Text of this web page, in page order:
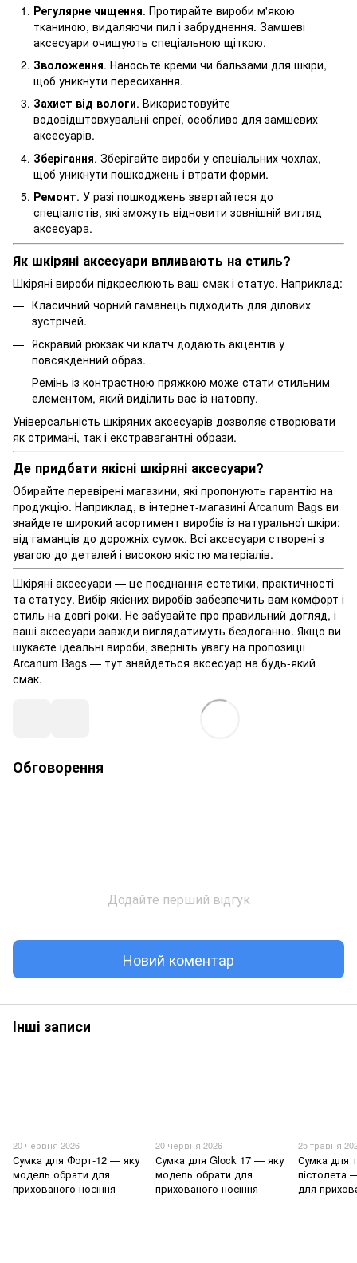
Регулярне чищення. Протирайте вироби м'якою
тканиною, видаляючи пил і забруднення. Замшеві
аксесуари очищують спеціальною щіткою.
Зволоження. Наносьте креми чи бальзами для шкіри,
щоб уникнути пересихання.
Захист від вологи. Використовуйте
водовідштовхувальні спреї, особливо для замшевих
аксесуарів.
Зберігання. Зберігайте вироби у спеціальних чохлах,
щоб уникнути пошкоджень і втрати форми.
Ремонт. У разі пошкоджень звертайтеся до
спеціалістів, які зможуть відновити зовнішній вигляд
аксесуара.
Як шкіряні аксесуари впливають на стиль?
Шкіряні вироби підкреслюють ваш смак і статус. Наприклад:
Класичний чорний гаманець підходить для ділових
зустрічей.
Яскравий рюкзак чи клатч додають акцентів у
повсякденний образ.
Ремінь із контрастною пряжкою може стати стильним
елементом, який виділить вас із натовпу.
Універсальність шкіряних аксесуарів дозволяє створювати
як стримані, так і екстравагантні образи.
Де придбати якісні шкіряні аксесуари?
Обирайте перевірені магазини, які пропонують гарантію на
продукцію. Наприклад, в інтернет-магазині Arcanum Bags ви
знайдете широкий асортимент виробів із натуральної шкіри:
від гаманців до дорожніх сумок. Всі аксесуари створені з
увагою до деталей і високою якістю матеріалів.
Шкіряні аксесуари — це поєднання естетики, практичності
та статусу. Вибір якісних виробів забезпечить вам комфорт і
стиль на довгі роки. Не забувайте про правильний догляд, і
ваші аксесуари завжди виглядатимуть бездоганно. Якщо ви
шукаєте ідеальні вироби, зверніть увагу на пропозиції
Arcanum Bags — тут знайдеться аксесуар на будь-який
смак.
Обговорення
Додайте перший відгук
Новий коментар
Інші записи
20 червня 2026
Сумка для Форт-12 — яку
модель обрати для
прихованого носіння
20 червня 2026
Сумка для Glock 17 — яку
модель обрати для
прихованого носіння
25 травня
Сумка для
пістолета
для